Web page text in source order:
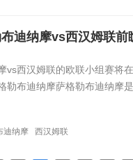
迪纳摩vs西汉姆联
vs西汉姆联的欧联小组赛将
勒布迪纳摩萨格勒布迪纳摩
迪纳摩 西汉姆联